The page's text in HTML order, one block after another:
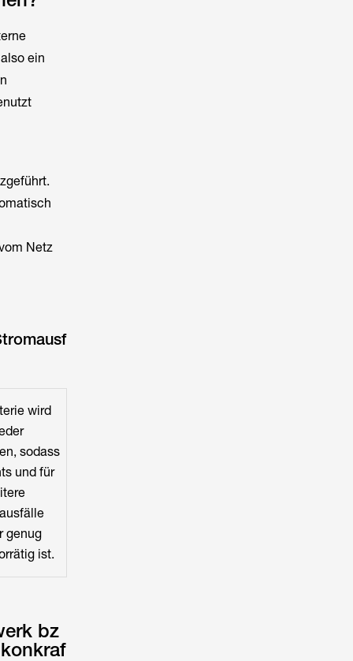
ein
Netz
wird
sodass
und für
genug
ist.
bz